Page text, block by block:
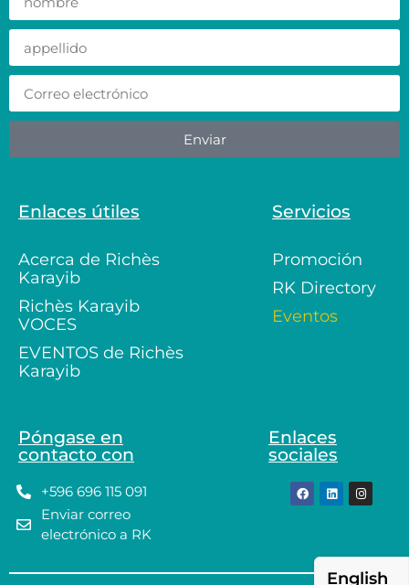
Enviar
Enlaces útiles
Acerca de Richès
Karayib
Richès Karayib
VOCES
EVENTOS de Richès
Karayib
Servicios
Promoción
RK Directory
Eventos
Póngase en
contacto con
+596 696 115 091
Enviar correo
electrónico a RK
Enlaces
sociales
English